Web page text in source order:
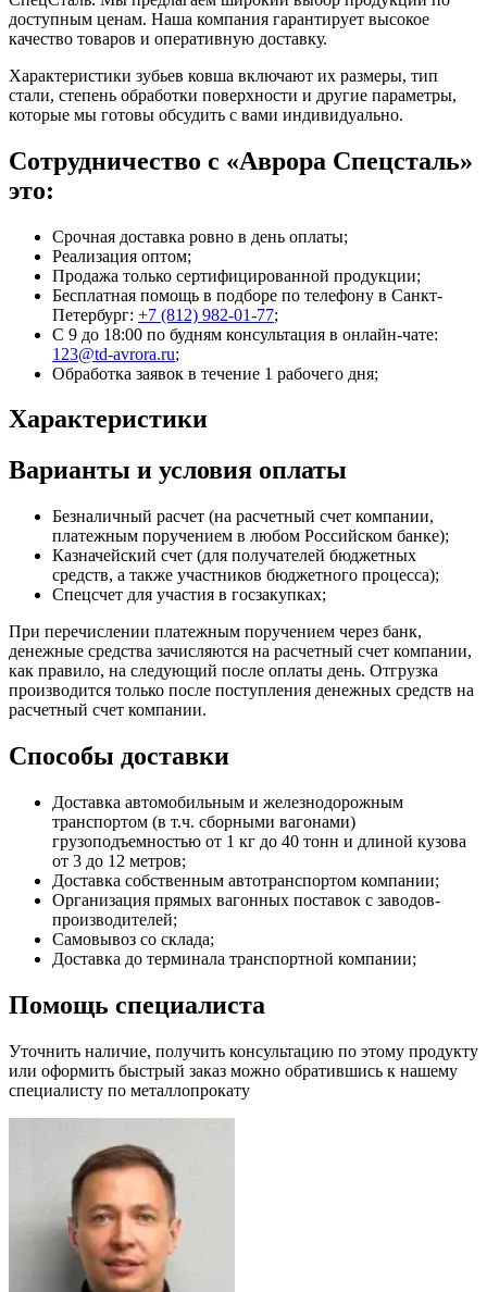
доступным ценам. Наша компания гарантирует высокое
качество товаров и оперативную доставку.
Характеристики зубьев ковша включают их размеры, тип
стали, степень обработки поверхности и другие параметры,
которые мы готовы обсудить с вами индивидуально.
Сотрудничество с «Аврора Спецсталь»
это:
Срочная доставка ровно в день оплаты;
Реализация оптом;
Продажа только сертифицированной продукции;
Бесплатная помощь в подборе по телефону в Санкт-
Петербург: +7 (812) 982-01-77;
С 9 до 18:00 по будням консультация в онлайн-чате:
123@td-avrora.ru;
Обработка заявок в течение 1 рабочего дня;
Характеристики
Варианты и условия оплаты
Безналичный расчет (на расчетный счет компании,
платежным поручением в любом Российском банке);
Казначейский счет (для получателей бюджетных
средств, а также участников бюджетного процесса);
Спецсчет для участия в госзакупках;
При перечислении платежным поручением через банк,
денежные средства зачисляются на расчетный счет компании,
как правило, на следующий после оплаты день. Отгрузка
производится только после поступления денежных средств на
расчетный счет компании.
Способы доставки
Доставка автомобильным и железнодорожным
транспортом (в т.ч. сборными вагонами)
грузоподъемностью от 1 кг до 40 тонн и длиной кузова
от 3 до 12 метров;
Доставка собственным автотранспортом компании;
Организация прямых вагонных поставок с заводов-
производителей;
Самовывоз со склада;
Доставка до терминала транспортной компании;
Помощь специалиста
Уточнить наличие, получить консультацию по этому продукту
или оформить быстрый заказ можно обратившись к нашему
специалисту по металлопрокату